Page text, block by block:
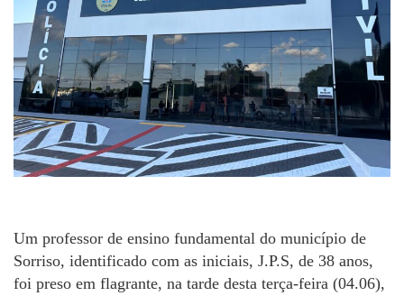
Um professor de ensino fundamental do município de
Sorriso, identificado com as iniciais, J.P.S, de 38 anos,
foi preso em flagrante, na tarde desta terça-feira (04.06),